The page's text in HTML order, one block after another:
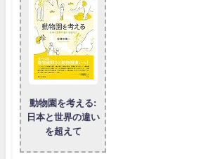
動物園を考える:
日本と世界の違い
を超えて